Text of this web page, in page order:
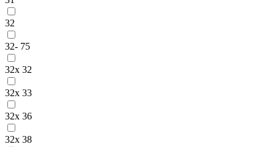
32
32- 75
32x 32
32x 33
32x 36
32x 38